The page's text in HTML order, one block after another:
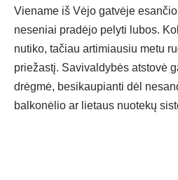
Viename iš Vėjo gatvėje
neseniai pradėjo pelyti lubos.
nutiko, tačiau artimiausiu metu
priežastį. Savivaldybės atstovė
drėgmė, besikaupianti dėl
balkonėlio ar lietaus nuotekų